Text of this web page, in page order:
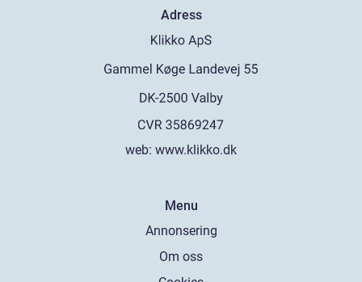
Adress
web: www.klikko.dk
Menu
Annonsering
Om oss